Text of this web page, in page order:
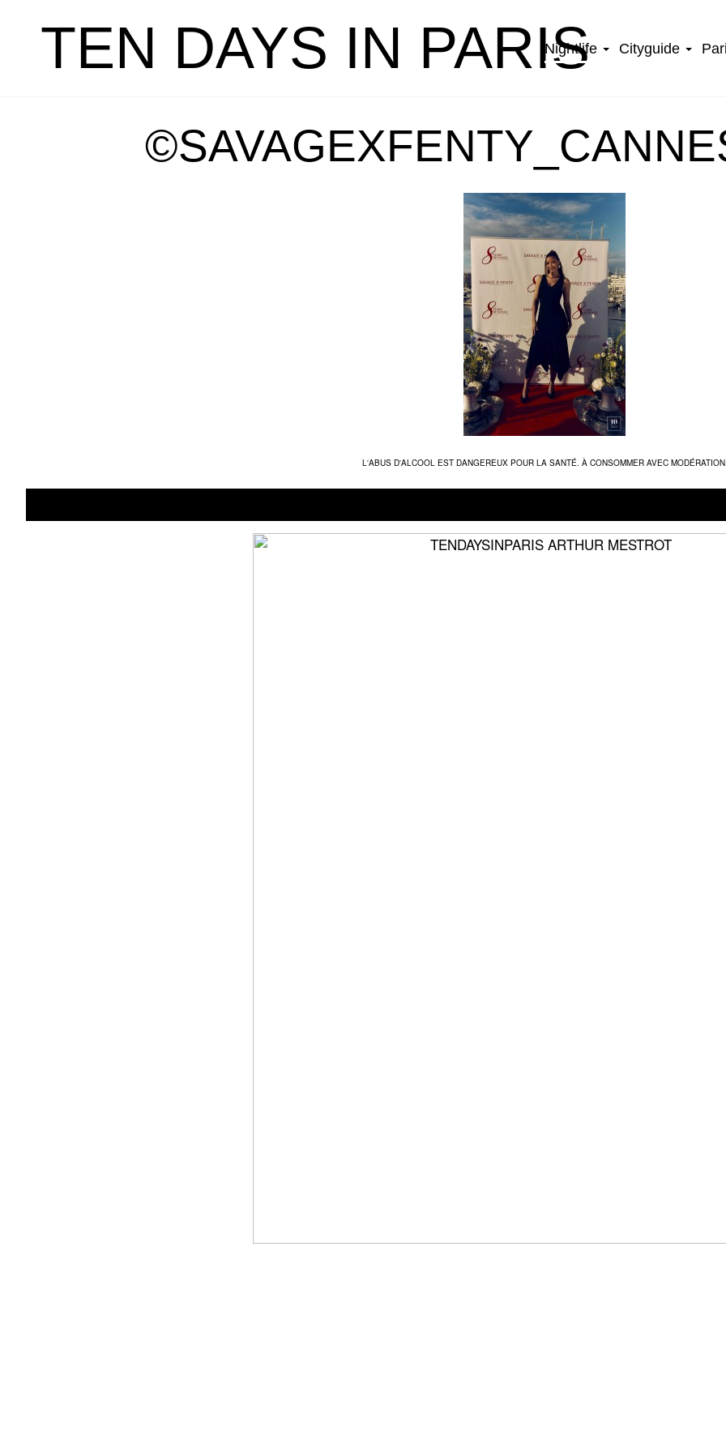
TEN DAYS IN PARIS
Nightlife Cityguide
L'ABUS D'ALCOOL EST DANGEREUX POUR LA SANTÉ. À CONSOMMER AVEC